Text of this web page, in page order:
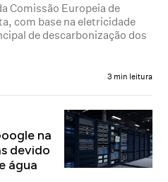
Comissão Europeia de
com base na eletricidade
de descarbonização dos
3 min leitura
na
devido
água